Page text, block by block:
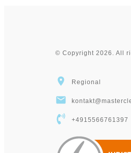
© Copyright 2026 . All
Regional
+4915566761397